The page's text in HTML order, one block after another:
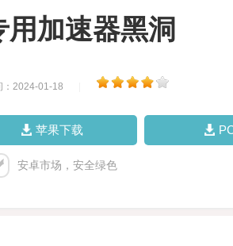
用加速器黑洞
：2024-01-18
苹果下载
安卓市场，安全绿色